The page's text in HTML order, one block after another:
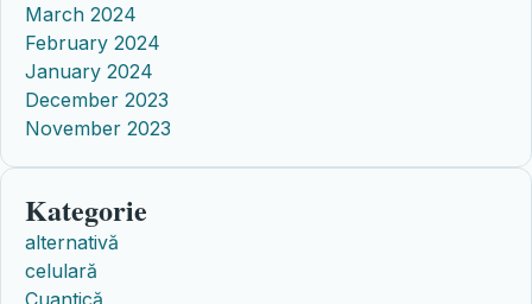
March 2024
February 2024
January 2024
December 2023
November 2023
Kategorie
alternativă
celulară